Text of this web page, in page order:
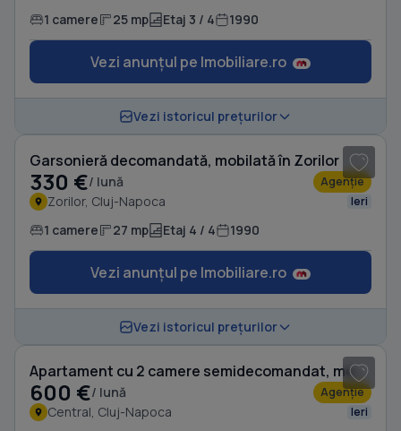
1 camere 25 mp Etaj 3 / 4 1990
Vezi anunțul pe Imobiliare.ro
Vezi istoricul prețurilor
Garsonieră decomandată, mobilată în Zorilor
330 €/ lună Agenție
Zorilor, Cluj-Napoca Ieri
1 camere 27 mp Etaj 4 / 4 1990
Vezi anunțul pe Imobiliare.ro
Vezi istoricul prețurilor
Apartament cu 2 camere semidecomandat, mobilat în Central
600 €/ lună Agenție
Central, Cluj-Napoca Ieri